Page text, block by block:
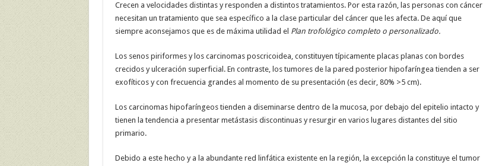
Crecen a velocidades distintas y responden a distintos tratamientos. Por esta razón, las personas con cáncer
necesitan un tratamiento que sea específico a la clase particular del cáncer que les afecta. De aquí que
siempre aconsejamos que es de máxima utilidad el Plan trofológico completo o personalizado.
Los senos piriformes y los carcinomas poscricoidea, constituyen típicamente placas planas con bordes
crecidos y ulceración superficial. En contraste, los tumores de la pared posterior hipofaríngea tienden a ser
exofíticos y con frecuencia grandes al momento de su presentación (es decir, 80% >5 cm).
Los carcinomas hipofaríngeos tienden a diseminarse dentro de la mucosa, por debajo del epitelio intacto y
tienen la tendencia a presentar metástasis discontinuas y resurgir en varios lugares distantes del sitio
primario.
Debido a este hecho y a la abundante red linfática existente en la región, la excepción la constituye el tumor